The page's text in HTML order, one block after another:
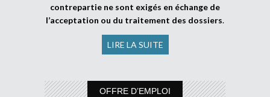
contrepartie ne sont exigés en échange de
l’acceptation ou du traitement des dossiers.
LIRE LA SUITE
OFFRE D’EMPLOI